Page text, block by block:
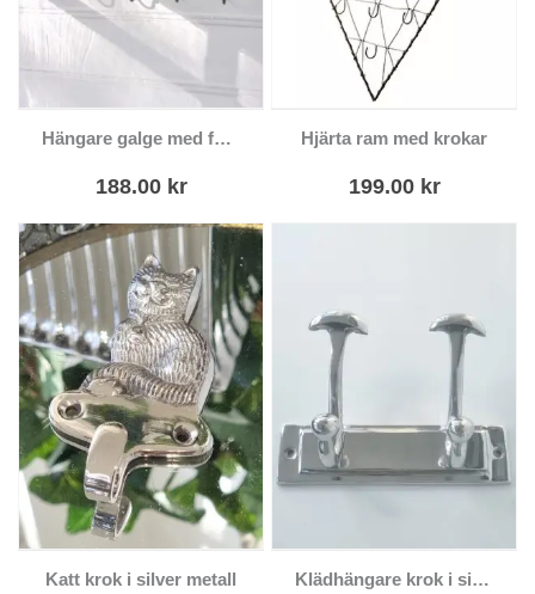
Hängare galge med fem krokar i metall
188.00 kr
Hjärta ram med krokar
199.00 kr
Katt krok i silver metall Klädhängare krok i silver